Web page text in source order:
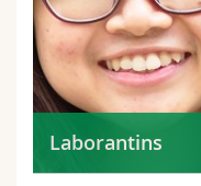
Laborantins